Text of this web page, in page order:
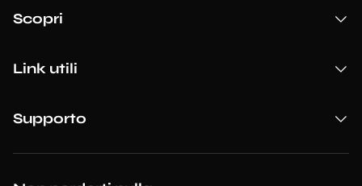
Scopri
Link utili
Supporto